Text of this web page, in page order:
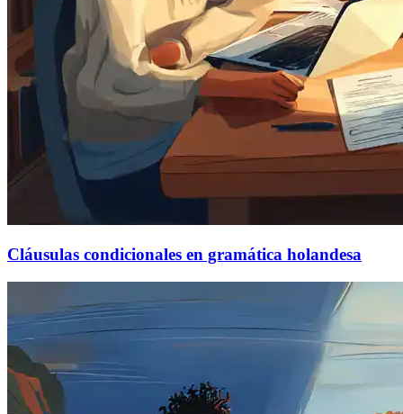
Cláusulas condicionales en gramática holandesa